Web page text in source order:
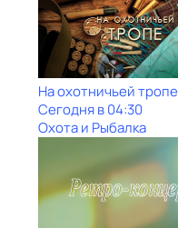
На охотничьей тропе
Сегодня в 04:30
Охота и Рыбалка